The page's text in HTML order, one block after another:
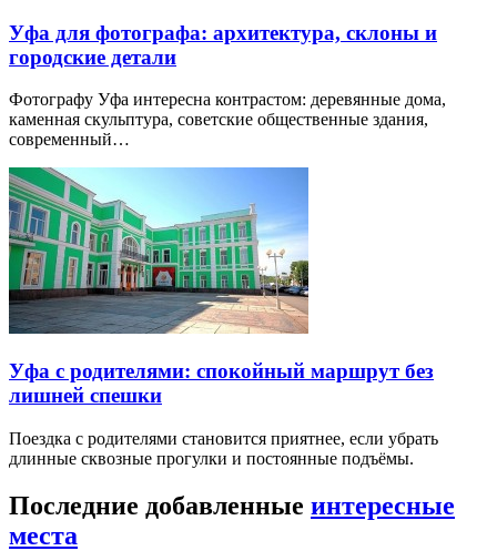
Уфа для фотографа: архитектура, склоны и
городские детали
Фотографу Уфа интересна контрастом: деревянные дома,
каменная скульптура, советские общественные здания,
современный…
Уфа с родителями: спокойный маршрут без
лишней спешки
Поездка с родителями становится приятнее, если убрать
длинные сквозные прогулки и постоянные подъёмы.
Последние добавленные интересные
места